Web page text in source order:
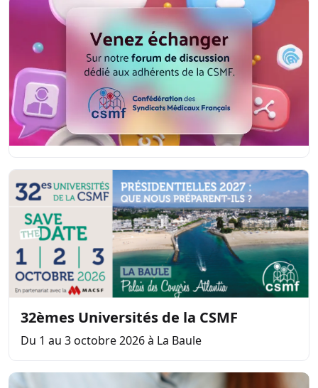
32èmes Universités de la CSMF
Du 1 au 3 octobre 2026 à La Baule